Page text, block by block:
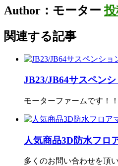
Author：モーター
関連する記事
JB23/JB64サスペン
モーターファームです！
人気商品3D防水フロ
多くのお問い合わせを頂